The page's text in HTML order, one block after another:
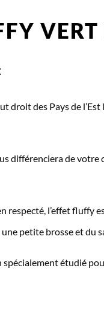
droit des Pays de
différenciera de votre
respecté, l’effet fluffy
petite brosse et du
étudié